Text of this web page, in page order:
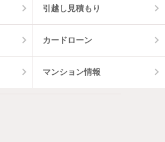
引越し見積もり
カードローン
マンション情報